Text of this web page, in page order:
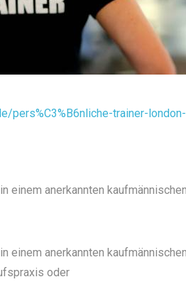
pers%C3%B6nliche-trainer-
einem anerkannten
einem anerkannten
oder